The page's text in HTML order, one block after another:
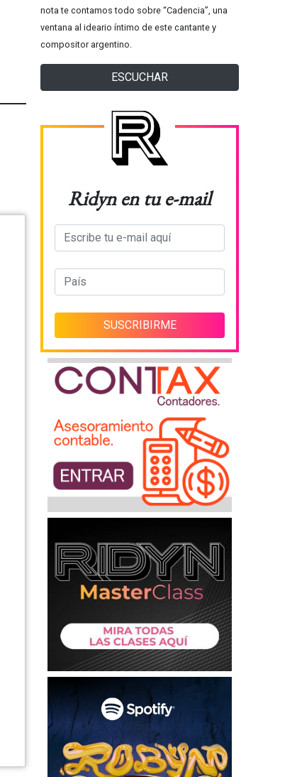
nota te contamos todo sobre “Cadencia”, una
ventana al ideario íntimo de este cantante y
compositor argentino.
ESCUCHAR
Ridyn en tu e-mail